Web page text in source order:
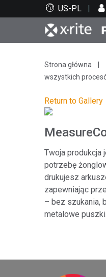
US-PL
Top
Druk i
Wsparcie
Zasoby
Strona główna
wszystkich
Return to Gallery
Twoja produkcja
potrzebę
drukujesz
zapewniając
– bez szukania,
metalowe puszki.